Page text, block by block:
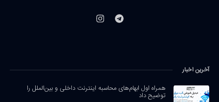
آخرین اخبار
همراه اول ابهام‌های محاسبه اینترنت داخلی و بین‌الملل را
توضیح داد